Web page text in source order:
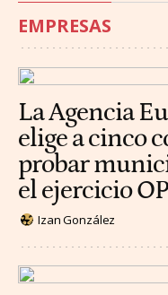
EMPRESAS
La Agencia
elige a cinco
probar
el ejercicio
Izan González